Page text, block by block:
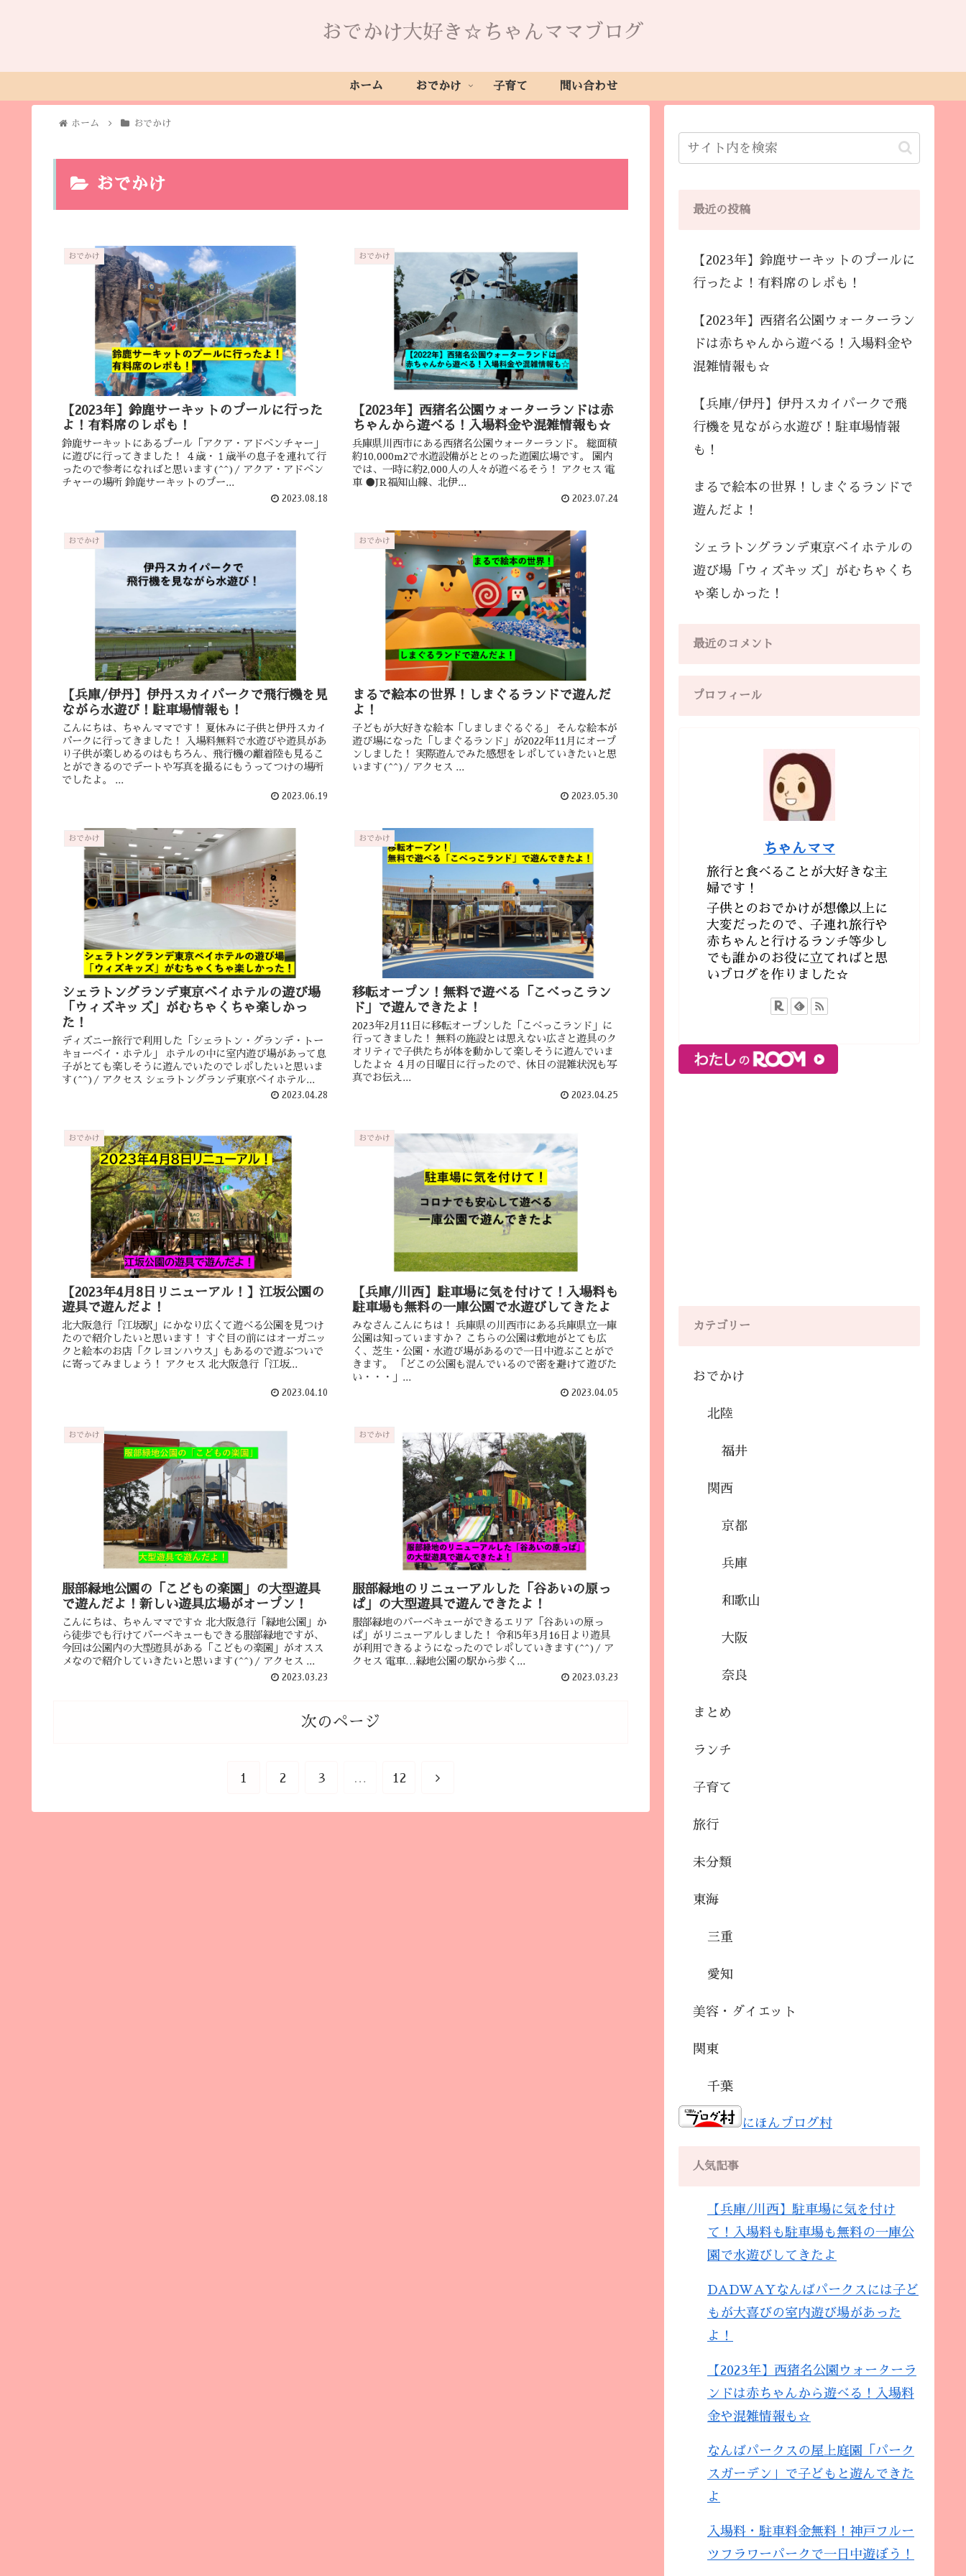
おでかけ大好き☆ちゃんママブログ
ホーム おでかけ 子育て 問い合わせ
ホーム おでかけ
おでかけ
おでかけ
【2023年】鈴鹿サーキットのプールに行った
よ！有料席のレポも！
鈴鹿サーキットにあるプール「アクア・アドベンチャー」
に遊びに行ってきました！ ４歳・１歳半の息子を連れて行
ったので参考になればと思います(^^)/ アクア・アドベン
チャーの場所 鈴鹿サーキットのプー...
2023.08.18
おでかけ
【2023年】西猪名公園ウォーターランドは赤
ちゃんから遊べる！入場料金や混雑情報も☆
兵庫県川西市にある西猪名公園ウォーターランド。 総面積
約10,000m2で水遊設備がととのった遊園広場です。 園内
では、一時に約2,000人の人々が遊べるそう！ アクセス 電
車 ●JR福知山線、北伊...
2023.07.24
おでかけ
【兵庫/伊丹】伊丹スカイパークで飛行機を見
ながら水遊び！駐車場情報も！
こんにちは、ちゃんママです！ 夏休みに子供と伊丹スカイ
パークに行ってきました！ 入場料無料で水遊びや遊具があ
り子供が楽しめるのはもちろん、飛行機の離着陸も見るこ
とができるのでデートや写真を撮るにもうってつけの場所
でしたよ。 ...
2023.06.19
おでかけ
まるで絵本の世界！しまぐるランドで遊んだ
よ！
子どもが大好きな絵本「しましまぐるぐる」 そんな絵本が
遊び場になった「しまぐるランド」が2022年11月にオープ
ンしました！ 実際遊んでみた感想をレポしていきたいと思
います(^^)/ アクセス ...
2023.05.30
おでかけ
シェラトングランデ東京ベイホテルの遊び場
「ウィズキッズ」がむちゃくちゃ楽しかっ
た！
ディズニー旅行で利用した「シェラトン・グランデ・トー
キョーベイ・ホテル」 ホテルの中に室内遊び場があって息
子がとても楽しそうに遊んでいたのでレポしたいと思いま
す(^^)/ アクセス シェラトングランデ東京ベイホテル...
2023.04.28
おでかけ
移転オープン！無料で遊べる「こべっこラン
ド」で遊んできたよ！
2023年2月11日に移転オープンした「こべっこランド」に
行ってきました！ 無料の施設とは思えない広さと遊具のク
オリティで子供たちが体を動かして楽しそうに遊んでいま
したよ☆ ４月の日曜日に行ったので、休日の混雑状況も写
真でお伝え...
2023.04.25
おでかけ
【2023年4月8日リニューアル！】江坂公園の
遊具で遊んだよ！
北大阪急行「江坂駅」にかなり広くて遊べる公園を見つけ
たので紹介したいと思います！ すぐ目の前にはオーガニッ
クと絵本のお店「クレヨンハウス」もあるので遊ぶついで
に寄ってみましょう！ アクセス 北大阪急行「江坂...
2023.04.10
おでかけ
【兵庫/川西】駐車場に気を付けて！入場料も
駐車場も無料の一庫公園で水遊びしてきたよ
みなさんこんにちは！ 兵庫県の川西市にある兵庫県立一庫
公園は知っていますか？ こちらの公園は敷地がとても広
く、芝生・公園・水遊び場があるので一日中遊ぶことがで
きます。 「どこの公園も混んでいるので密を避けて遊びた
い・・・」...
2023.04.05
おでかけ
服部緑地公園の「こどもの楽園」の大型遊具
で遊んだよ！新しい遊具広場がオープン！
こんにちは、ちゃんママです☆ 北大阪急行「緑地公園」か
ら徒歩でも行けてバーベキューもできる服部緑地ですが、
今回は公園内の大型遊具がある「こどもの楽園」がオスス
メなので紹介していきたいと思います(^^)/ アクセス ...
2023.03.23
おでかけ
服部緑地のリニューアルした「谷あいの原っ
ぱ」の大型遊具で遊んできたよ！
服部緑地のバーベキューができるエリア「谷あいの原っ
ぱ」がリニューアルしました！ 令和5年3月16日より遊具
が利用できるようになったのでレポしていきます(^^)/ ア
クセス 電車…緑地公園の駅から歩く...
2023.03.23
次のページ
1 2 3 … 12
最近の投稿
【2023年】鈴鹿サーキットのプールに
行ったよ！有料席のレポも！
【2023年】西猪名公園ウォーターラン
ドは赤ちゃんから遊べる！入場料金や
混雑情報も☆
【兵庫/伊丹】伊丹スカイパークで飛
行機を見ながら水遊び！駐車場情報
も！
まるで絵本の世界！しまぐるランドで
遊んだよ！
シェラトングランデ東京ベイホテルの
遊び場「ウィズキッズ」がむちゃくち
ゃ楽しかった！
最近のコメント
プロフィール
ちゃんママ
旅行と食べることが大好きな主
婦です！
子供とのおでかけが想像以上に
大変だったので、子連れ旅行や
赤ちゃんと行けるランチ等少し
でも誰かのお役に立てればと思
いブログを作りました☆
カテゴリー
おでかけ
北陸
福井
関西
京都
兵庫
和歌山
大阪
奈良
まとめ
ランチ
子育て
旅行
未分類
東海
三重
愛知
美容・ダイエット
関東
千葉
にほんブログ村
人気記事
【兵庫/川西】駐車場に気を付け
て！入場料も駐車場も無料の一庫公
園で水遊びしてきたよ
DADWAYなんばパークスには子ど
もが大喜びの室内遊び場があった
よ！
【2023年】西猪名公園ウォーターラ
ンドは赤ちゃんから遊べる！入場料
金や混雑情報も☆
なんばパークスの屋上庭園「パーク
スガーデン」で子どもと遊んできた
よ
入場料・駐車料金無料！神戸フルー
ツフラワーパークで一日中遊ぼう！